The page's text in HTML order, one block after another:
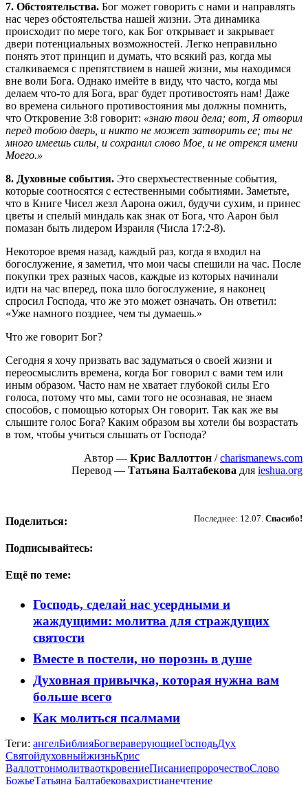
7. Обстоятельства. Бог может говорить с нами и направлять
нас через обстоятельства нашей жизни. Эта динамика
происходит по мере того, как Бог открывает и закрывает
двери потенциальных возможностей. Легко неправильно
понять этот принцип и думать, что всякий раз, когда мы
сталкиваемся с препятствием в нашей жизни, мы находимся
вне воли Бога. Однако имейте в виду, что часто, когда мы
делаем что-то для Бога, враг будет противостоять нам! Даже
во времена сильного противостояния мы должны помнить,
что Откровение 3:8 говорит: «знаю твои дела; вот, Я отворил
перед тобою дверь, и никто не может затворить ее; ты не
много имеешь силы, и сохранил слово Мое, и не отрекся имени
Моего.»
8. Духовные события. Это сверхъестественные события,
которые соотносятся с естественными событиями. Заметьте,
что в Книге Чисел жезл Аарона ожил, будучи сухим, и принес
цветы и спелый миндаль как знак от Бога, что Аарон был
помазан быть лидером Израиля (Числа 17:2-8).
Некоторое время назад, каждый раз, когда я входил на
богослужение, я заметил, что мои часы спешили на час. После
покупки трех разных часов, каждые из которых начинали
идти на час вперед, пока шло богослужение, я наконец
спросил Господа, что же это может означать. Он ответил:
«Уже намного позднее, чем ты думаешь.»
Что же говорит Бог?
Сегодня я хочу призвать вас задуматься о своей жизни и
переосмыслить времена, когда Бог говорил с вами тем или
иным образом. Часто нам не хватает глубокой силы Его
голоса, потому что мы, сами того не осознавая, не знаем
способов, с помощью которых Он говорит. Так как же вы
слышите голос Бога? Каким образом вы хотели бы возрастать
в том, чтобы учиться слышать от Господа?
Автор — Крис Валлоттон /charismanews.com
Перевод — Татьяна Балтабекова для ieshua.org
Последнее: 12.07. Спасибо!
Поделиться:
Подписывайтесь:
Ещё по теме:
Господь, сделай нас усердными и
жаждущими: молитва для страждущих
святости
Вместе в постели, но порознь в душе
Духовная привычка, которая нужна вам
больше всего
Как молиться псалмами
Теги: ангелБиблияБогвераверующиеГосподьДух
СвятойдуховныйжизньКрис
ВаллоттонмолитваоткровениеПисаниепророчествоСлово
БожьеТатьяна Балтабековахристианечтение